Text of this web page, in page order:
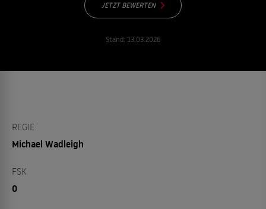
JETZT BEWERTEN
Stand: 13.03.2026
REGIE
Michael Wadleigh
FSK
0